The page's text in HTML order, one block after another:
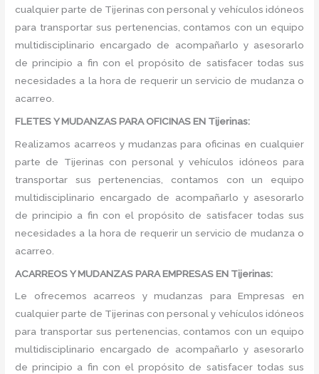
cualquier parte de Tijerinas con personal y vehículos idóneos
para transportar sus pertenencias, contamos con un equipo
multidisciplinario encargado de acompañarlo y asesorarlo
de principio a fin con el propósito de satisfacer todas sus
necesidades a la hora de requerir un servicio de mudanza o
acarreo.
FLETES Y MUDANZAS PARA OFICINAS EN Tijerinas:
Realizamos acarreos y mudanzas para oficinas en cualquier
parte de Tijerinas con personal y vehículos idóneos para
transportar sus pertenencias, contamos con un equipo
multidisciplinario encargado de acompañarlo y asesorarlo
de principio a fin con el propósito de satisfacer todas sus
necesidades a la hora de requerir un servicio de mudanza o
acarreo.
ACARREOS Y MUDANZAS PARA EMPRESAS EN Tijerinas:
Le ofrecemos acarreos y mudanzas para Empresas en
cualquier parte de Tijerinas con personal y vehículos idóneos
para transportar sus pertenencias, contamos con un equipo
multidisciplinario encargado de acompañarlo y asesorarlo
de principio a fin con el propósito de satisfacer todas sus